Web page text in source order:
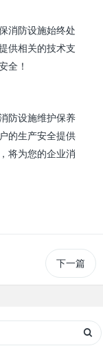
消防设施始终处
供相关的技术支
全！
防设施维护保养
的生产安全提供
将为您的企业消
下一篇